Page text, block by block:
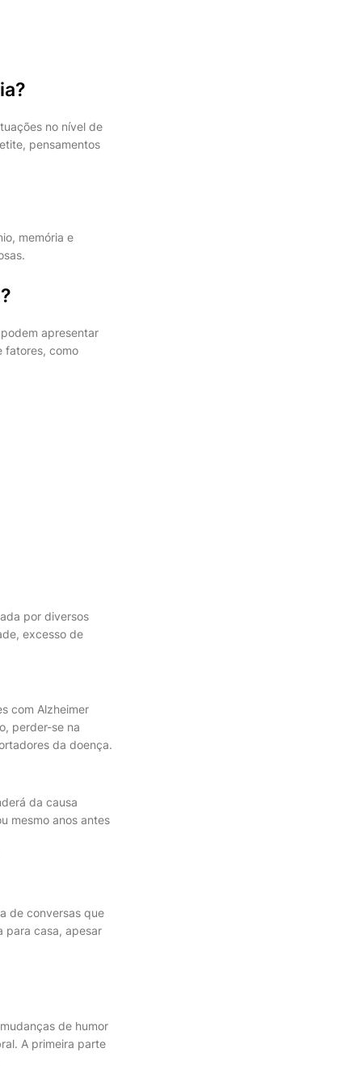
no nível de
pensamentos
memória e
apresentar
fatores, como
por diversos
excesso de
com Alzheimer
perder-se na
da doença.
da causa
mesmo anos antes
de conversas que
para casa, apesar
de humor
A primeira parte